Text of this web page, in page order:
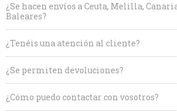
¿Se hacen envíos a Ceuta, Melilla,
Baleares?
¿Tenéis una atención al cliente?
¿Se permiten devoluciones?
¿Cómo puedo contactar con vosotros?